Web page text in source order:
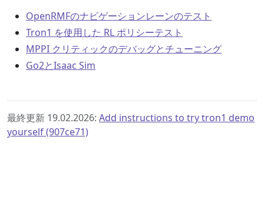
OpenRMFのナビゲーションレーンのテスト
Tron1 を使用した RL ポリシーテスト
MPPI クリティックのデバッグとチューニング
Go2とIsaac Sim
最終更新 19.02.2026: Add instructions to try tron1 demo
yourself (907ce71)